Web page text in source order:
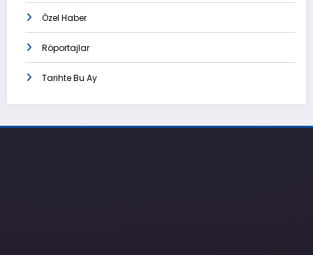
Özel Haber
Röportajlar
Tarihte Bu Ay